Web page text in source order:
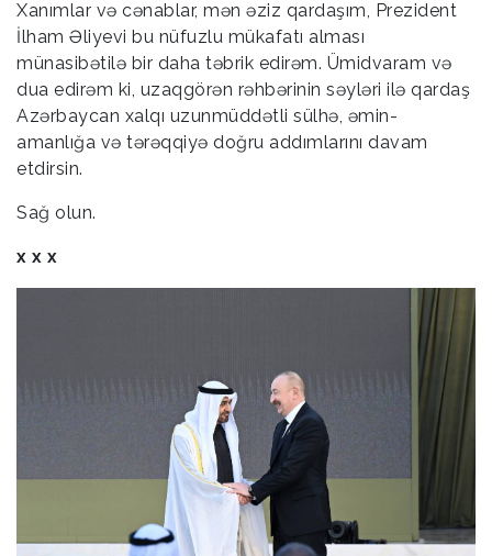
Xanımlar və cənablar, mən əziz qardaşım, Prezident
İlham Əliyevi bu nüfuzlu mükafatı alması
münasibətilə bir daha təbrik edirəm. Ümidvaram və
dua edirəm ki, uzaqgörən rəhbərinin səyləri ilə qardaş
Azərbaycan xalqı uzunmüddətli sülhə, əmin-
amanlığa və tərəqqiyə doğru addımlarını davam
etdirsin.
Sağ olun.
x x x